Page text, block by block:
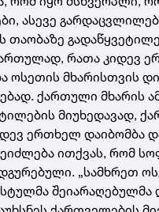
ასევე
თაობაზე
რათა კიდევ
ოსეთის მხარისთვის
ქართული მხარის
მიუხედავად,
ერთხელ დაიბომბა
ითქვას, რომ
„სამხრეთ
შეიარაღებულმა